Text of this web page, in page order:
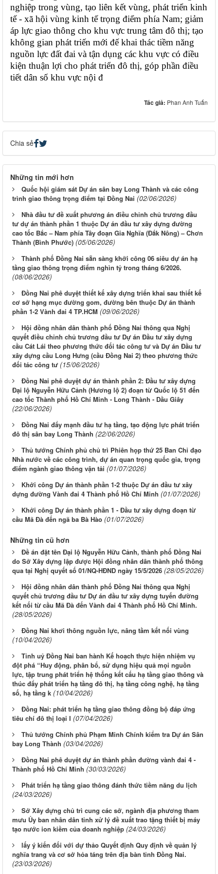
nghiệp trong vùng, tạo liên kết vùng, phát triển kinh
tế - xã hội vùng kinh tế trọng điểm phía Nam; giảm
áp lực giao thông cho khu vực trung tâm đô thị; tạo
không gian phát triến mới đế khai thác tiềm năng
nguồn lực đất đai và tận dụng các khu vực có điều
kiện thuận lợi cho phát triển đô thị, góp phần điều
tiết dân số khu vực nội đ
Tác giả: Phan Anh Tuấn
Chia sẻ
Những tin mới hơn
Quốc hội giám sát Dự án sân bay Long Thành và các công
trình giao thông trọng điểm tại Đồng Nai (02/06/2026)
Nhà đầu tư đề xuất phương án điều chỉnh chủ trương đầu
tư dự án thành phần 1 thuộc Dự án đầu tư xây dựng đường
cao tốc Bắc – Nam phía Tây đoạn Gia Nghĩa (Đắk Nông) – Chơn
Thành (Bình Phước) (05/06/2026)
Thành phố Đồng Nai sẵn sàng khởi công 06 siêu dự án hạ
tầng giao thông trọng điểm nghìn tỷ trong tháng 6/2026.
(08/06/2026)
Đồng Nai phê duyệt thiết kế xây dựng triển khai sau thiết kế
cơ sở hạng mục đường gom, đường bên thuộc Dự án thành
phần 1-2 Vành đai 4 TP.HCM (09/06/2026)
Hội đồng nhân dân thành phố Đồng Nai thông qua Nghị
quyết điều chỉnh chủ trương đầu tư Dự án Đầu tư xây dựng
cầu Cát Lái theo phương thức đối tác công tư và Dự án Đầu tư
xây dựng cầu Long Hưng (cầu Đồng Nai 2) theo phương thức
đối tác công tư (15/06/2026)
Đồng Nai phê duyệt dự án thành phần 2: Đầu tư xây dựng
Đại lộ Nguyễn Hữu Cảnh (Hương lộ 2) đoạn từ Quốc lộ 51 đến
cao tốc Thành phố Hồ Chí Minh - Long Thành - Dầu Giây
(22/06/2026)
Đồng Nai đẩy mạnh đầu tư hạ tầng, tạo động lực phát triển
đô thị sân bay Long Thành (22/06/2026)
Thủ tướng Chính phủ chủ trì Phiên họp thứ 25 Ban Chỉ đạo
Nhà nước về các công trình, dự án quan trọng quốc gia, trọng
điểm ngành giao thông vận tải (01/07/2026)
Khởi công Dự án thành phần 1-2 thuộc Dự án đầu tư xây
dựng đường Vành đai 4 Thành phố Hồ Chí Minh (01/07/2026)
Khởi công Dự án thành phần 1 - Đầu tư xây dựng đoạn từ
cầu Mã Đà đến ngã ba Bà Hào (01/07/2026)
Những tin cũ hơn
Đề án đặt tên Đại lộ Nguyễn Hữu Cảnh, thành phố Đồng Nai
do Sở Xây dựng lập được Hội đồng nhân dân thành phố thông
qua tại Nghị quyết số 01/NQ-HĐND ngày 15/5/2026 (28/05/2026)
Hội đồng nhân dân thành phố Đồng Nai thông qua Nghị
quyết chủ trương đầu tư Dự án đầu tư xây dựng tuyến đường
kết nối từ cầu Mã Đà đến Vành đai 4 Thành phố Hồ Chí Minh.
(28/05/2026)
Đồng Nai khơi thông nguồn lực, nâng tầm kết nối vùng
(10/04/2026)
Tỉnh uỷ Đồng Nai ban hành Kế hoạch thực hiện nhiệm vụ
đột phá “Huy động, phân bổ, sử dụng hiệu quả mọi nguồn
lực, tập trung phát triển hệ thống kết cấu hạ tầng giao thông và
thúc đẩy phát triển hạ tầng đô thị, hạ tầng công nghệ, hạ tầng
số, hạ tầng k (10/04/2026)
Đồng Nai: phát triển hạ tầng giao thông đồng bộ đáp ứng
tiêu chí đô thị loại I (07/04/2026)
Thủ tướng Chính phủ Phạm Minh Chính kiểm tra Dự án Sân
bay Long Thành (03/04/2026)
Đồng Nai phê duyệt dự án thành phần đường vành đai 4 -
Thành phố Hồ Chí Minh (30/03/2026)
Phát triển hạ tầng giao thông đánh thức tiềm năng du lịch
(24/03/2026)
Sở Xây dựng chủ trì cung các sở, ngành địa phương tham
mưu Ủy ban nhân dân tỉnh xử lý đề xuất trao tặng thiết bị máy
tạo nước ion kiềm của doanh nghiệp (24/03/2026)
lấy ý kiến đối với dự thảo Quyết định Quy định về quản lý
nghĩa trang và cơ sở hỏa táng trên địa bàn tỉnh Đồng Nai.
(23/03/2026)
LỊCH CÔNG TÁC CỦA LÃNH ĐẠO SỞ XÂY DỰNG (Từ ngày
03/8 đến ngày 08/8/2026)